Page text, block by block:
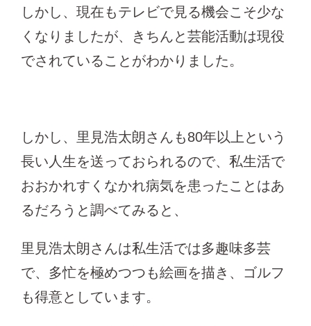
しかし、現在もテレビで見る機会こそ少な
くなりましたが、きちんと芸能活動は現役
でされていることがわかりました。
しかし、里見浩太朗さんも80年以上という
長い人生を送っておられるので、私生活で
おおかれすくなかれ病気を患ったことはあ
るだろうと調べてみると、
里見浩太朗さんは私生活では多趣味多芸
で、多忙を極めつつも絵画を描き、ゴルフ
も得意としています。